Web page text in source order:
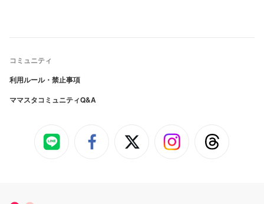
コミュニティ
利用ルール・禁止事項
ママスタコミュニティQ&A